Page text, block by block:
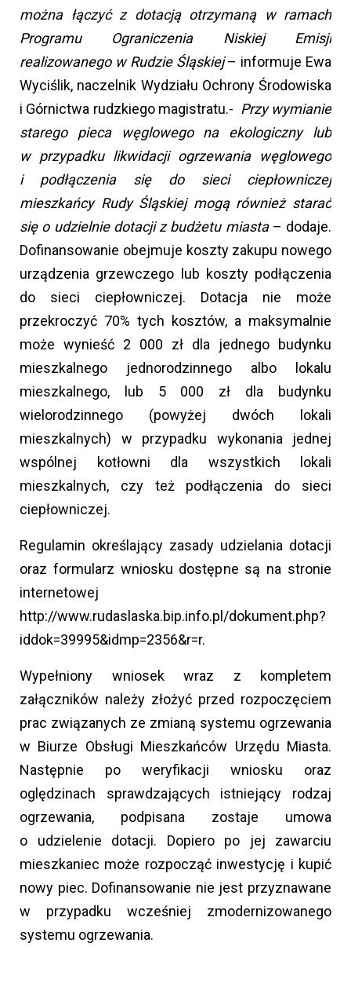
można łączyć z dotacją otrzymaną w ramach
Programu Ograniczenia Niskiej Emisji
realizowanego w Rudzie Śląskiej– informuje Ewa
Wyciślik, naczelnik Wydziału Ochrony Środowiska
i Górnictwa rudzkiego magistratu.- Przy wymianie
starego pieca węglowego na ekologiczny lub
w przypadku likwidacji ogrzewania węglowego
i podłączenia się do sieci ciepłowniczej
mieszkańcy Rudy Śląskiej mogą również starać
się o udzielnie dotacji z budżetu miasta– dodaje.
Dofinansowanie obejmuje koszty zakupu nowego
urządzenia grzewczego lub koszty podłączenia
do sieci ciepłowniczej. Dotacja nie może
przekroczyć 70% tych kosztów, a maksymalnie
może wynieść 2 000 zł dla jednego budynku
mieszkalnego jednorodzinnego albo lokalu
mieszkalnego, lub 5 000 zł dla budynku
wielorodzinnego (powyżej dwóch lokali
mieszkalnych) w przypadku wykonania jednej
wspólnej kotłowni dla wszystkich lokali
mieszkalnych, czy też podłączenia do sieci
ciepłowniczej.
Regulamin określający zasady udzielania dotacji
oraz formularz wniosku dostępne są na stronie
internetowej
http://www.rudaslaska.bip.info.pl/dokument.php?
iddok=39995&idmp=2356&r=r.
Wypełniony wniosek wraz z kompletem
załączników należy złożyć przed rozpoczęciem
prac związanych ze zmianą systemu ogrzewania
w Biurze Obsługi Mieszkańców Urzędu Miasta.
Następnie po weryfikacji wniosku oraz
oględzinach sprawdzających istniejący rodzaj
ogrzewania, podpisana zostaje umowa
o udzielenie dotacji. Dopiero po jej zawarciu
mieszkaniec może rozpocząć inwestycję i kupić
nowy piec. Dofinansowanie nie jest przyznawane
w przypadku wcześniej zmodernizowanego
systemu ogrzewania.